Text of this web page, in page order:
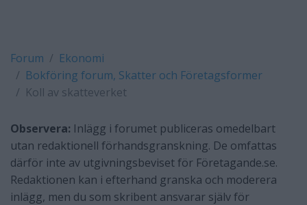
Forum
Ekonomi
Bokföring forum, Skatter och Företagsformer
Koll av skatteverket
Observera: Inlägg i forumet publiceras omedelbart
utan redaktionell förhandsgranskning. De omfattas
därför inte av utgivningsbeviset för Företagande.se.
Redaktionen kan i efterhand granska och moderera
inlägg, men du som skribent ansvarar själv för